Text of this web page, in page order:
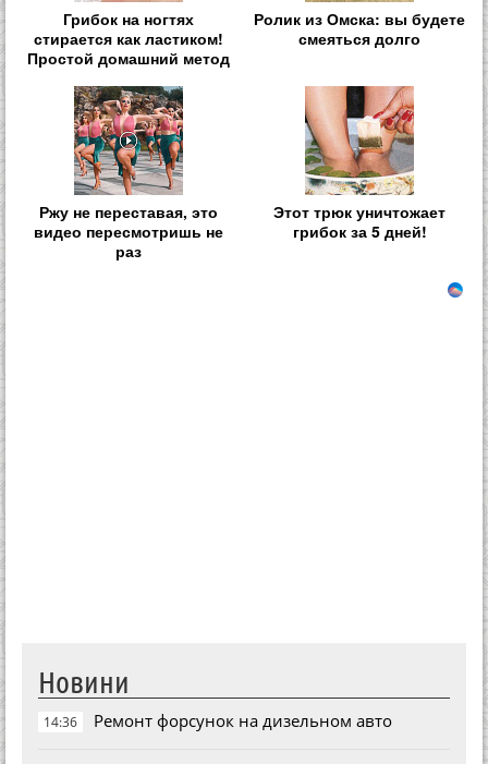
Грибок на ногтях
стирается как ластиком!
Простой домашний метод
Ролик из Омска: вы будете
смеяться долго
Ржу не переставая, это
видео пересмотришь не
раз
Этот трюк уничтожает
грибок за 5 дней!
Новини
14:36 Ремонт форсунок на дизельном авто